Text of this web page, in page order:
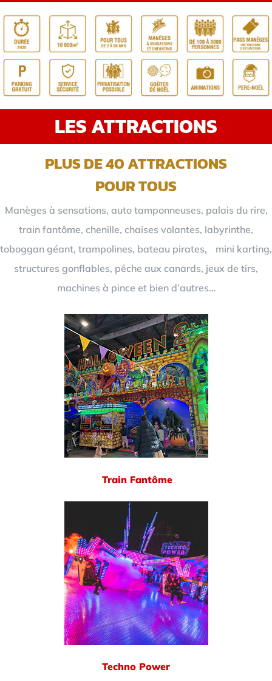
LES ATTRACTIONS
PLUS DE 40 ATTRACTIONS
POUR TOUS
Manèges à sensations, auto tamponneuses, palais du rire,
train fantôme, chenille, chaises volantes, labyrinthe,
toboggan géant, trampolines, bateau pirates, mini karting,
structures gonflables, pêche aux canards, jeux de tirs,
machines à pince et bien d’autres…
Train Fantôme
Techno Power